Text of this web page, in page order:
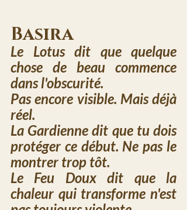
Basira
Le Lotus dit que quelque
chose de beau commence
dans l'obscurité.
Pas encore visible. Mais déjà
réel.
La Gardienne dit que tu dois
protéger ce début. Ne pas le
montrer trop tôt.
Le Feu Doux dit que la
chaleur qui transforme n'est